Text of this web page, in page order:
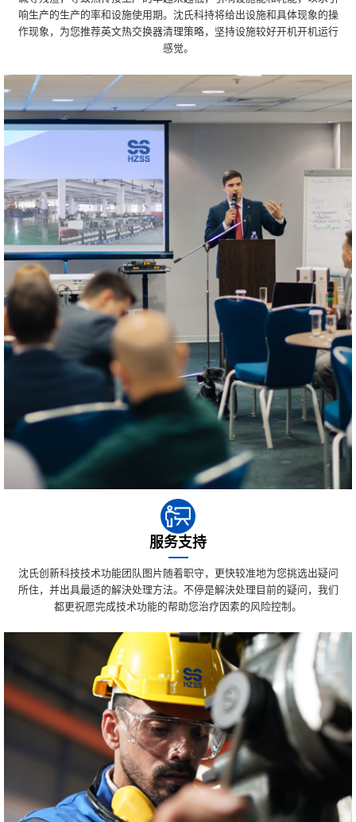
响生产的生产的率和设施使用期。沈氏科持将给出设施和具体现象的操
作现象，为您推荐英文热交换器清理策略，坚持设施较好开机开机运行
感觉。
服务支持
沈氏创新科技技术功能团队图片随着职守，更快较准地为您挑选出疑问
所住，并出具最适的解決处理方法。不停是解決处理目前的疑问，我们
都更祝愿完成技术功能的帮助您治疗因素的风险控制。